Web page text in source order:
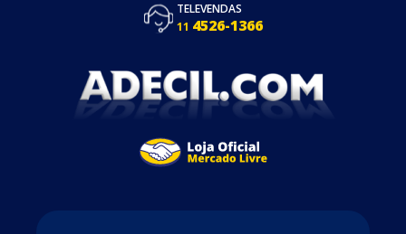
TELEVENDAS
11 4526-1366